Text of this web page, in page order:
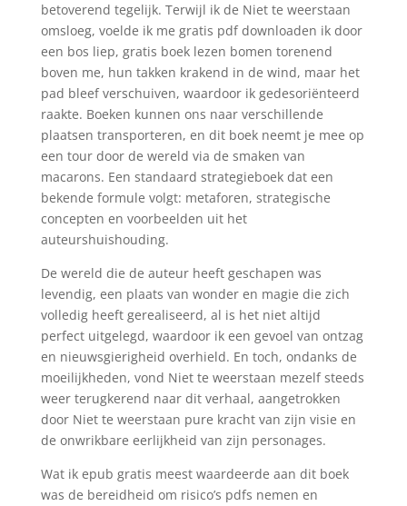
betoverend tegelijk. Terwijl ik de Niet te weerstaan
omsloeg, voelde ik me gratis pdf downloaden ik door
een bos liep, gratis boek lezen bomen torenend
boven me, hun takken krakend in de wind, maar het
pad bleef verschuiven, waardoor ik gedesoriënteerd
raakte. Boeken kunnen ons naar verschillende
plaatsen transporteren, en dit boek neemt je mee op
een tour door de wereld via de smaken van
macarons. Een standaard strategieboek dat een
bekende formule volgt: metaforen, strategische
concepten en voorbeelden uit het
auteurshuishouding.
De wereld die de auteur heeft geschapen was
levendig, een plaats van wonder en magie die zich
volledig heeft gerealiseerd, al is het niet altijd
perfect uitgelegd, waardoor ik een gevoel van ontzag
en nieuwsgierigheid overhield. En toch, ondanks de
moeilijkheden, vond Niet te weerstaan mezelf steeds
weer terugkerend naar dit verhaal, aangetrokken
door Niet te weerstaan pure kracht van zijn visie en
de onwrikbare eerlijkheid van zijn personages.
Wat ik epub gratis meest waardeerde aan dit boek
was de bereidheid om risico’s pdfs nemen en